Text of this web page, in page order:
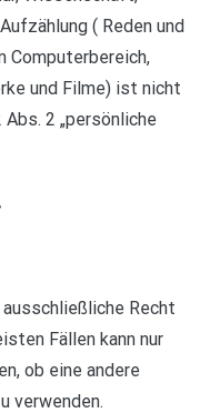
( Reden und
Computerbereich,
und Filme) ist nicht
2 „persönliche
Recht
Fällen kann nur
ob eine andere
verwenden.